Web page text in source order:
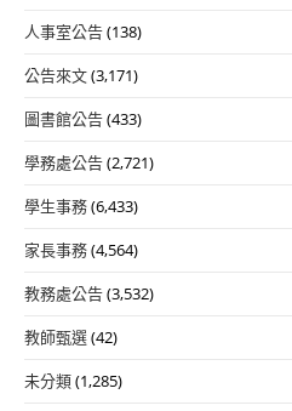
人事室公告(138)
公告來文(3,171)
圖書館公告(433)
學務處公告(2,721)
學生事務(6,433)
家長事務(4,564)
教務處公告(3,532)
教師甄選(42)
未分類(1,285)